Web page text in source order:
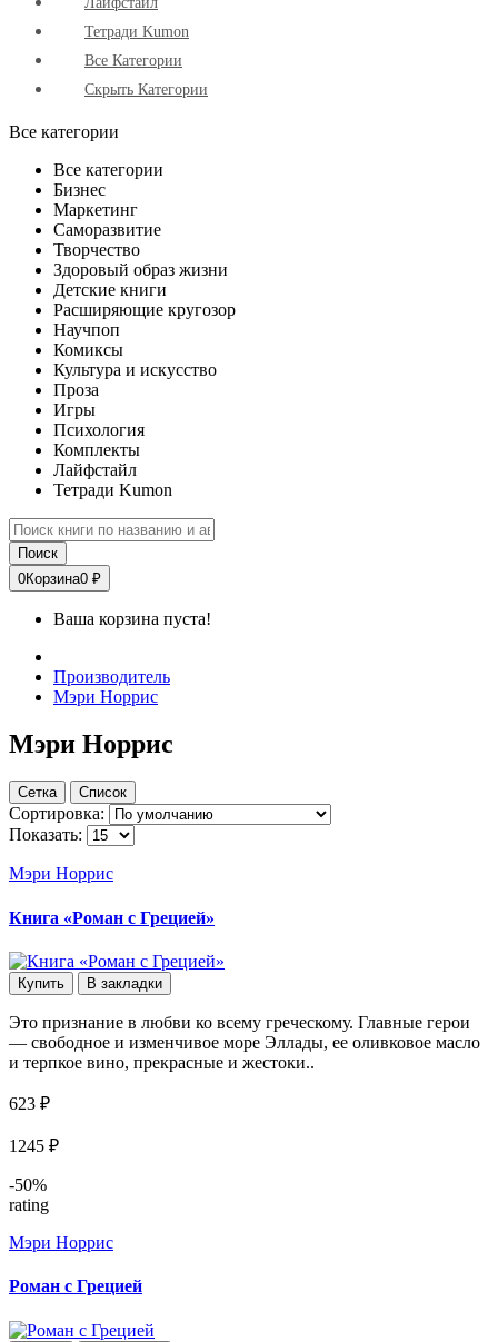
Тетради Kumon
Все Категории
Скрыть Категории
Все категории
Все категории
Бизнес
Маркетинг
Саморазвитие
Творчество
Здоровый образ жизни
Детские книги
Расширяющие кругозор
Научпоп
Комиксы
Культура и искусство
Проза
Игры
Психология
Комплекты
Лайфстайл
Тетради Kumon
Поиск
0Корзина0 ₽
Ваша корзина пуста!
Производитель
Мэри Норрис
Мэри Норрис
Сетка Список
Сортировка:
Показать:
Мэри Норрис
Книга «Роман с Грецией»
Купить В закладки
Это признание в любви ко всему греческому. Главные герои
— свободное и изменчивое море Эллады, ее оливковое масло
и терпкое вино, прекрасные и жестоки..
623 ₽
1245 ₽
-50%
rating
Мэри Норрис
Роман с Грецией